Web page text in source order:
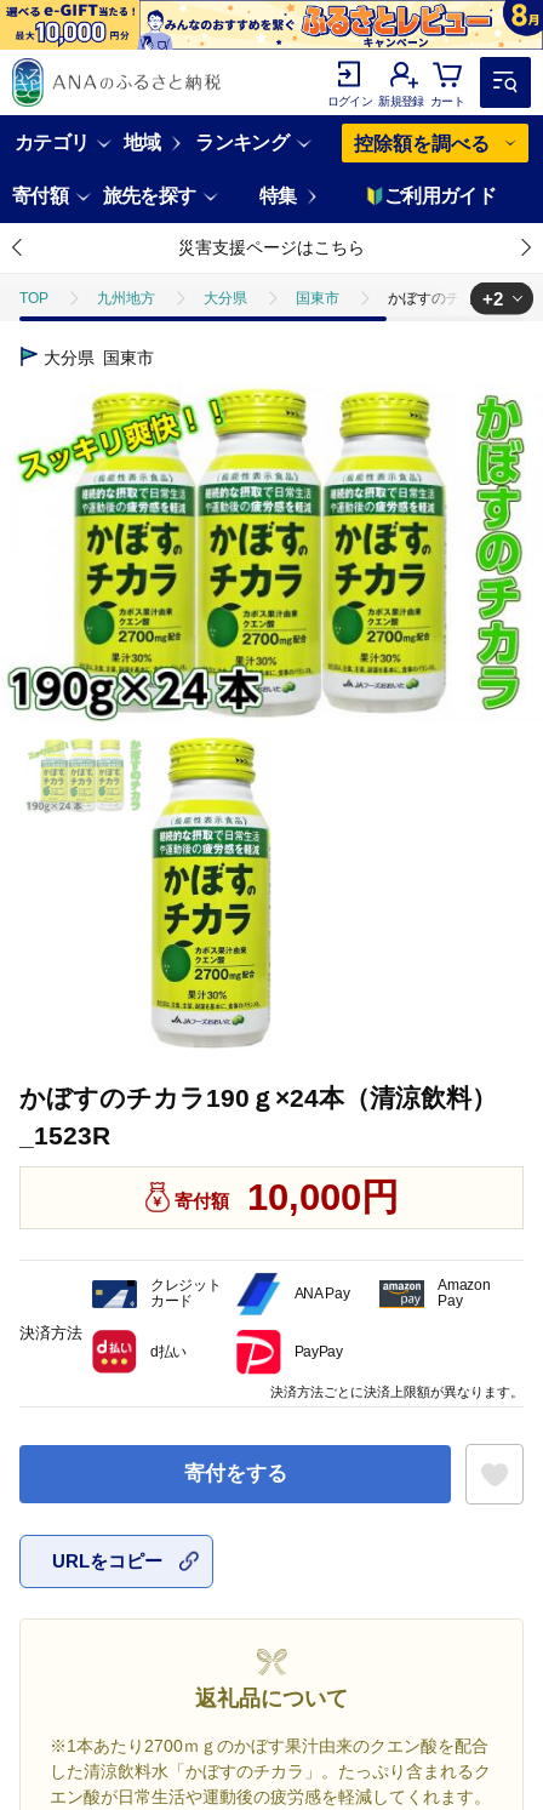
ログイン 新規登録 カート
カテゴリ 地域 ランキング 控除額を調べる
寄付額 旅先を探す 特集 ご利用ガイド
災害支援ページはこちら
TOP 九州地方 大分県 国東市 かぼすのチカラ190ｇ
TOP
飲料（酒以外） ソフトドリンク ほかのソフトドリンク
+2
大分県 国東市
かぼすのチカラ190ｇ×24本（清涼飲料）
_1523R
寄付額 10,000円
寄付をする
URLをコピー
返礼品について
※1本あたり2700ｍｇのかぼす果汁由来のクエン酸を配合
した清涼飲料水「かぼすのチカラ」。たっぷり含まれるク
エン酸が日常生活や運動後の疲労感を軽減してくれます。
決済方法
クレジット
カード
ANA Pay
Amazon
Pay
d払い PayPay
決済方法ごとに決済上限額が異なります。